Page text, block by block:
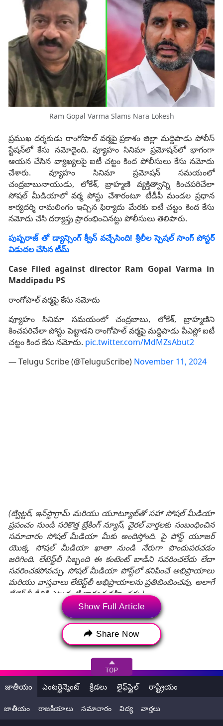
Ram Gopal Varma Slams Nara Lokesh
ప్రముఖ దర్శకుడు రాంగోపాల్ వర్మపై ప్రకాశం జిల్లా మద్దిపాడు పోలీస్
స్టేషన్‌లో కేసు నమోదైంది. వ్యూహం సినిమా ప్రమోషన్‌లో భాగంగా
ఆయన చేసిన వ్యాఖ్యలపై ఐటీ చట్టం కింద పోలీసులు కేసు నమోదు
చేశారు. వ్యూహం సినిమా ప్రమోషన్‌ సమయంలో
చంద్రబాబునాయుడు, లోకేశ్, బ్రాహ్మణి వ్యక్తిత్వాన్ని కించపరిచేలా
సోషల్ మీడియాలో వర్మ పోస్టు చేశారంటూ టీడీపీ మండల ప్రధాన
కార్యదర్శి రామలింగం ఇచ్చిన ఫిర్యాదు మేరకు ఐటీ చట్టం కింద కేసు
నమోదు చేసి దర్యాప్తు ప్రారంభించినట్టు పోలీసులు తెలిపారు.
పుష్ప‌రాజ్ తో డ్యాన్సింగ్ క్వీన్ వ‌చ్చేసింది! శ్రీ‌లీల స్పెష‌ల్ సాంగ్ పోస్ట‌ర్
విడుద‌ల చేసిన టీమ్
Case Filed against director Ram Gopal Varma in
Maddipadu PS
రాంగోపాల్ వర్మపై కేసు నమోదు
వ్యూహం సినిమా సమయంలో చంద్రబాబు, లోకేశ్, బ్రాహ్మణిని
కించపరిచేలా పోస్టు పెట్టాడని రాంగోపాల్ వర్మపై మద్దిపాడు పీఎస్లో ఐటీ
చట్టం కింద కేసు నమోదు. pic.twitter.com/MdMZsAbut2
— Telugu Scribe (@TeluguScribe) November 11, 2024
(ట్విట్టర్, ఇన్‌స్టాగ్రామ్ మరియు యూట్యూబ్‌తో సహా సోషల్ మీడియా
ప్రపంచం నుండి సరికొత్త బ్రేకింగ్ న్యూస్, వైరల్ వార్తలకు సంబంధించిన
సమాచారం సోషల్ మీడియా మీకు అందిస్తోంది. పై పోస్ట్ యూజర్
యొక్క సోషల్ మీడియా ఖాతా నుండి నేరుగా పొందుపరచడం
జరిగింది. లేటెస్ట్‌లీ సిబ్బంది ఈ కంటెంట్ బాడీని సవరించలేదు లేదా
సవరించకపోవచ్చు. సోషల్ మీడియా పోస్ట్‌లో కనిపించే అభిప్రాయాలు
మరియు వాస్తవాలు లేటెస్ట్‌లీ అభిప్రాయాలను ప్రతిబింబించవు, అలాగే
లేటెస్ట్‌లీ దీనికి ఎటువంటి బాధ్యత వహించదు.)
Maddipadu Police Stattion
Vyuham Movie
Case Filed against director Ram Gopal Varma
Andhra Pradesh director Ram Gopal Varma
ప్రముఖ దర్శకుడు రాంగోపాల్ వర్మ మద్దిపాడు పోలీస్ స్టేషన్‌
రాంగోపాల్ వర్మ వ్యూహం సినిమా ప్రమోషన్‌
Show Full Article
Share Now
జాతీయం ఎంటర్టైన్మెంట్ క్రీడలు లైఫ్‌స్టైల్ రాష్ట్రీయం
జాతీయం రాజకీయాలు సమాచారం విద్య వార్తలు